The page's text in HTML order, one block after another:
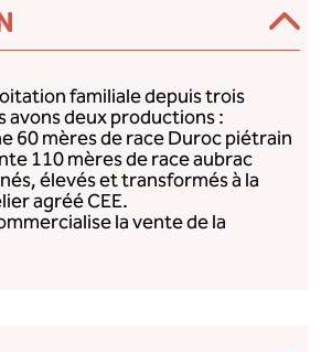
familiale depuis trois
avons deux productions :
60 mères de race Duroc piétrain
110 mères de race aubrac
élevés et transformés à la
agréé CEE.
la vente de la